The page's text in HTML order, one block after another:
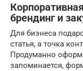
брендинг и
Для бизнеса
статья, а точка
Продуманно
запоминается,